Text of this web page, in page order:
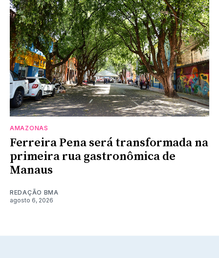
AMAZONAS
Ferreira Pena será transformada na
primeira rua gastronômica de
Manaus
REDAÇÃO BMA
agosto 6, 2026